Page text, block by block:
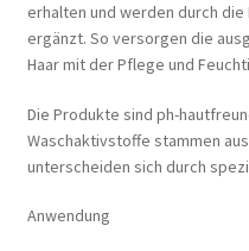
erhalten und werden durch
ergänzt. So versorgen die
Haar mit der Pflege und
Die Produkte sind ph-
Waschaktivstoffe stammen
unterscheiden sich durch
Anwendung